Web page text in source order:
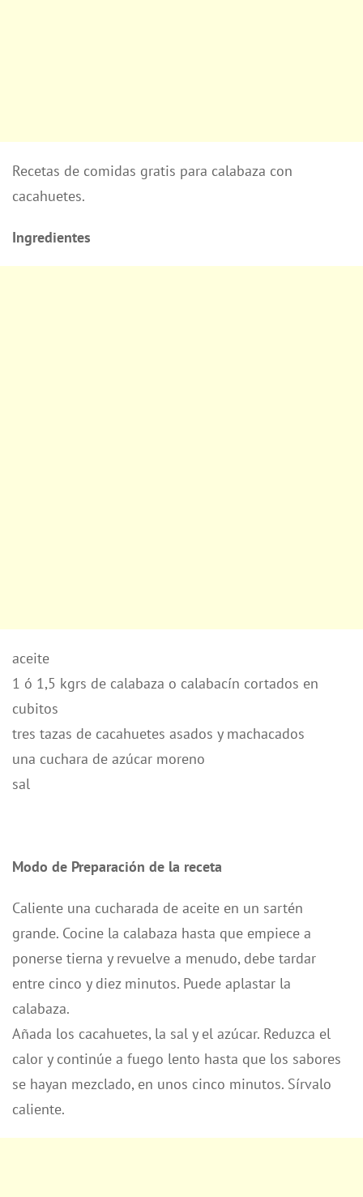
Recetas de comidas gratis para calabaza con
cacahuetes.
Ingredientes
aceite
1 ó 1,5 kgrs de calabaza o calabacín cortados en
cubitos
tres tazas de cacahuetes asados y machacados
una cuchara de azúcar moreno
sal
Modo de Preparación de la receta
Caliente una cucharada de aceite en un sartén
grande. Cocine la calabaza hasta que empiece a
ponerse tierna y revuelve a menudo, debe tardar
entre cinco y diez minutos. Puede aplastar la
calabaza.
Añada los cacahuetes, la sal y el azúcar. Reduzca el
calor y continúe a fuego lento hasta que los sabores
se hayan mezclado, en unos cinco minutos. Sírvalo
caliente.